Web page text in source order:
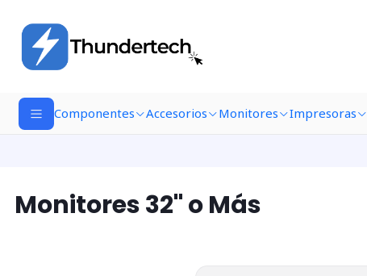
Componentes Accesorios Monitores Impresoras
Monitores 32" o Más